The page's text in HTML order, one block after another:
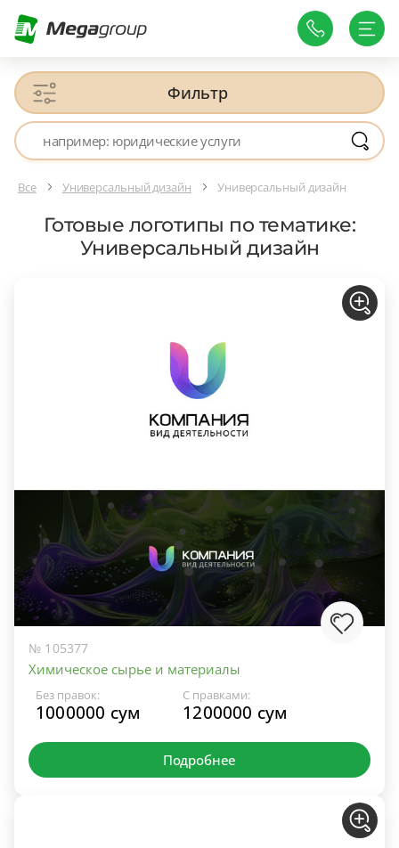
Фильтр
Все Универсальный дизайн Универсальный дизайн
Готовые логотипы по тематике:
Универсальный дизайн
№ 105377
Химическое сырье и материалы
Без правок:
1000000 сум
С правками:
1200000 сум
Подробнее